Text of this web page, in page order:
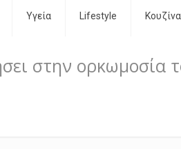
Υγεία Lifestyle Κουζίνα
στην ορκωμοσία